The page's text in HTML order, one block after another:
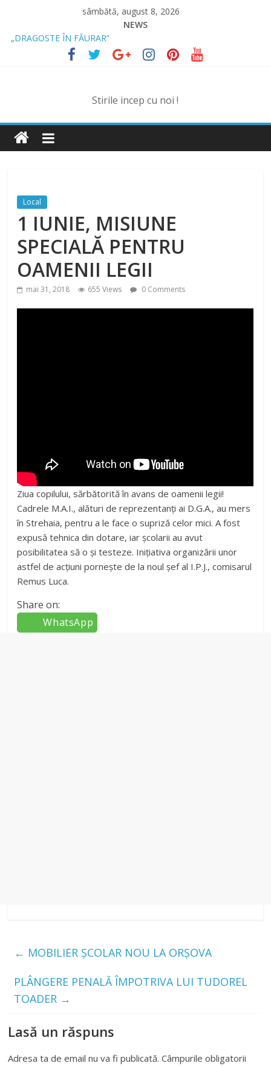
content
sâmbătă, august 8, 2026
NEWS
„DRAGOSTE ÎN FĂURAR”
NOUL COD RUTIER A INTRAT ÎN VIGOARE!
MII DE ȚIGARETE DE CONTRABANDĂ, CONFISCATE DE
SPRIJIN FINANCIAR PENTRU FERMIERI
Stirile incep cu noi !
Local
1 IUNIE, MISIUNE
SPECIALĂ PENTRU
OAMENII LEGII
mai 31, 2018 655 Views 0 Comments
Ziua copilului, sărbătorită în avans de oamenii legii!
Cadrele M.A.I., alături de reprezentanți ai D.G.A., au mers
în Strehaia, pentru a le face o supriză celor mici. A fost
expusă tehnica din dotare, iar școlarii au avut
posibilitatea să o și testeze. Inițiativa organizării unor
astfel de acțiuni pornește de la noul șef al I.P.J., comisarul
Remus Luca.
Share on:
WhatsApp
← MOBILIER ȘCOLAR NOU LA ORȘOVA
PLÂNGERE PENALĂ ÎMPOTRIVA LUI TUDOREL
TOADER →
Lasă un răspuns
Adresa ta de email nu va fi publicată. Câmpurile obligatorii